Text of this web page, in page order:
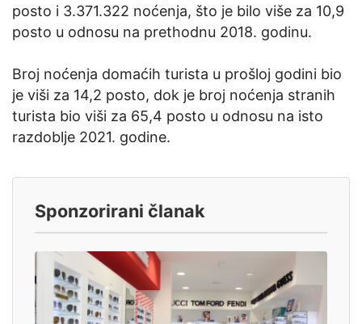
posto i 3.371.322 noćenja, što je bilo više za 10,9
posto u odnosu na prethodnu 2018. godinu.
Broj noćenja domaćih turista u prošloj godini bio
je viši za 14,2 posto, dok je broj noćenja stranih
turista bio viši za 65,4 posto u odnosu na isto
razdoblje 2021. godine.
Sponzorirani članak